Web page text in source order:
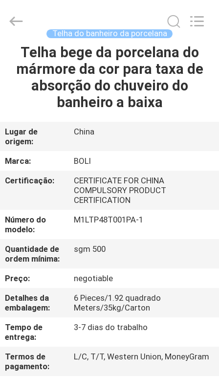
PARA
CASA
PRODUTOS
VÍDEOS
SOBRE
NÓS
À
FÁBRICA
CONTROLE
DE
QUALIDADE
CONTACTE-
NOS
CERAMICS
CO.,LTD..
Reserved.
Telha do banheiro da porcelana
Telha bege da porcelana do
mármore da cor para taxa de
absorção do chuveiro do
banheiro a baixa
Lugar de
origem:
China
Marca:
BOLI
Certificação:
CERTIFICATE FOR CHINA
COMPULSORY PRODUCT
CERTIFICATION
Número do
modelo:
M1LTP48T001PA-1
Quantidade de
ordem mínima:
sgm 500
Preço:
negotiable
Detalhes da
embalagem:
6 Pieces/1.92 quadrado
Meters/35kg/Carton
Tempo de
entrega:
3-7 dias do trabalho
Termos de
pagamento:
L/C, T/T, Western Union, MoneyGram